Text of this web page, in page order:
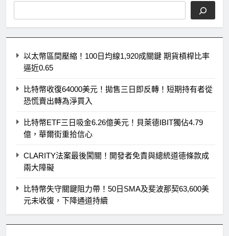
以太幣區間壓縮！100日均線1,920成關鍵 期貨槓桿比率
逼近0.65
比特幣收復64000美元！拋售三日即反轉！短期持有者從
恐慌賣出轉為淨買入
比特幣ETF三日吸金6.26億美元！貝萊德IBIT獨佔4.79
億，華爾街重拾信心
CLARITY法案最後闖關！開發者免責與總統道德條款成
兩大障礙
比特幣失守關鍵阻力帶！50日SMA及斐波那契63,600美
元未收復，下降通道持續